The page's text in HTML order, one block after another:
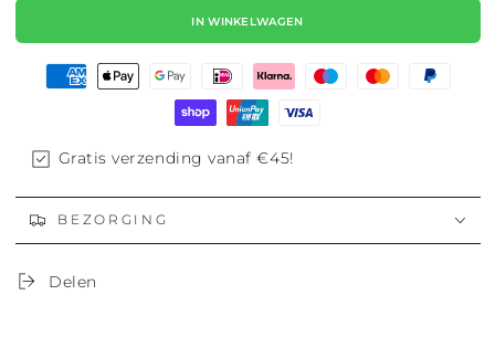
OORBELLEN
GRACHTENPANDJE
OORBELLEN
GRACHTENPANDJE
IN WINKELWAGEN
Gratis verzending vanaf €45!
BEZORGING
Delen